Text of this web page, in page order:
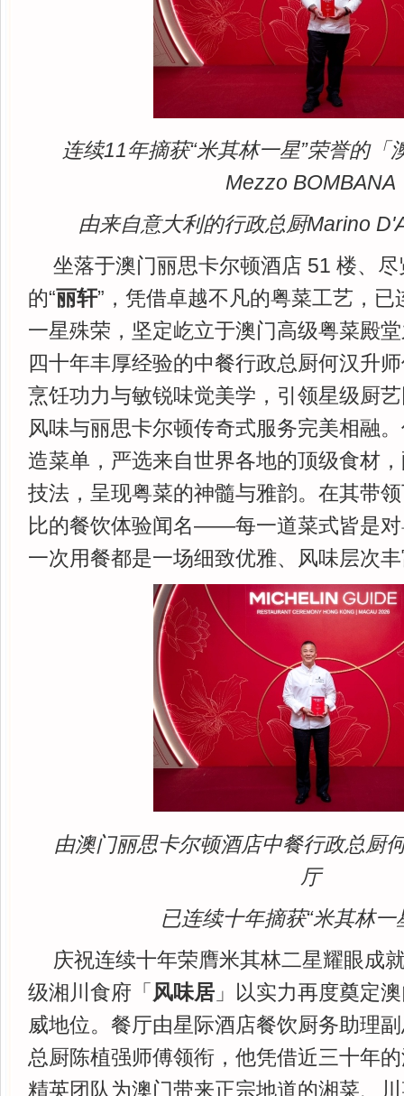
连续11年摘获“米其林一星”荣誉的「
Mezzo BOMBANA
由来自意大利的行政总厨Marino
坐落于澳门丽思卡尔顿酒店 51 楼、
的“丽轩”，凭借卓越不凡的粤菜工艺，
一星殊荣，坚定屹立于澳门高级粤菜殿
四十年丰厚经验的中餐行政总厨何汉升
烹饪功力与敏锐味觉美学，引领星级厨
风味与丽思卡尔顿传奇式服务完美相融
造菜单，严选来自世界各地的顶级食材
技法，呈现粤菜的神髓与雅韵。在其带领
比的餐饮体验闻名——每一道菜式皆是
一次用餐都是一场细致优雅、风味层次
由澳门丽思卡尔顿酒店中餐行政总厨
厅
已连续十年摘获“米其林一
庆祝连续十年荣膺米其林二星耀眼成
级湘川食府「 风味居 」以实力再度奠定
威地位。餐厅由星际酒店餐饮厨务助理
总厨陈植强师傅领衔，他凭借近三十年
精英团队为澳门带来正宗地道的湘菜、